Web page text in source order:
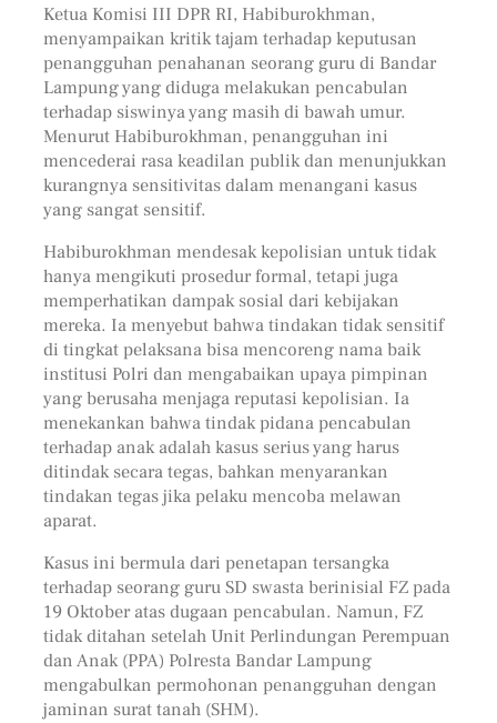
Ketua Komisi III DPR RI, Habiburokhman,
menyampaikan kritik tajam terhadap keputusan
penangguhan penahanan seorang guru di Bandar
Lampung yang diduga melakukan pencabulan
terhadap siswinya yang masih di bawah umur.
Menurut Habiburokhman, penangguhan ini
mencederai rasa keadilan publik dan menunjukkan
kurangnya sensitivitas dalam menangani kasus
yang sangat sensitif.
Habiburokhman mendesak kepolisian untuk tidak
hanya mengikuti prosedur formal, tetapi juga
memperhatikan dampak sosial dari kebijakan
mereka. Ia menyebut bahwa tindakan tidak sensitif
di tingkat pelaksana bisa mencoreng nama baik
institusi Polri dan mengabaikan upaya pimpinan
yang berusaha menjaga reputasi kepolisian. Ia
menekankan bahwa tindak pidana pencabulan
terhadap anak adalah kasus serius yang harus
ditindak secara tegas, bahkan menyarankan
tindakan tegas jika pelaku mencoba melawan
aparat.
Kasus ini bermula dari penetapan tersangka
terhadap seorang guru SD swasta berinisial FZ pada
19 Oktober atas dugaan pencabulan. Namun, FZ
tidak ditahan setelah Unit Perlindungan Perempuan
dan Anak (PPA) Polresta Bandar Lampung
mengabulkan permohonan penangguhan dengan
jaminan surat tanah (SHM).